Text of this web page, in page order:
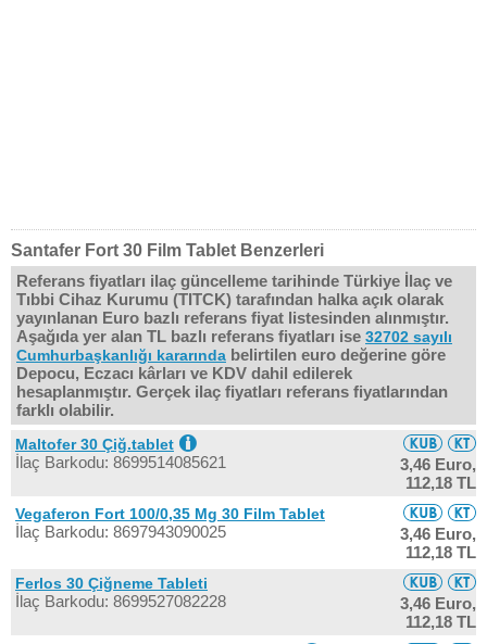
Santafer Fort 30 Film Tablet Benzerleri
Referans fiyatları ilaç güncelleme tarihinde Türkiye İlaç ve
Tıbbi Cihaz Kurumu (TITCK) tarafından halka açık olarak
yayınlanan Euro bazlı referans fiyat listesinden alınmıştır.
Aşağıda yer alan TL bazlı referans fiyatları ise 32702 sayılı
Cumhurbaşkanlığı kararında belirtilen euro değerine göre
Depocu, Eczacı kârları ve KDV dahil edilerek
hesaplanmıştır. Gerçek ilaç fiyatları referans fiyatlarından
farklı olabilir.
Maltofer 30 Çiğ.tablet
İlaç Barkodu: 8699514085621
3,46 Euro,
112,18 TL
Vegaferon Fort 100/0,35 Mg 30 Film Tablet
İlaç Barkodu: 8697943090025
3,46 Euro,
112,18 TL
Ferlos 30 Çiğneme Tableti
İlaç Barkodu: 8699527082228
3,46 Euro,
112,18 TL